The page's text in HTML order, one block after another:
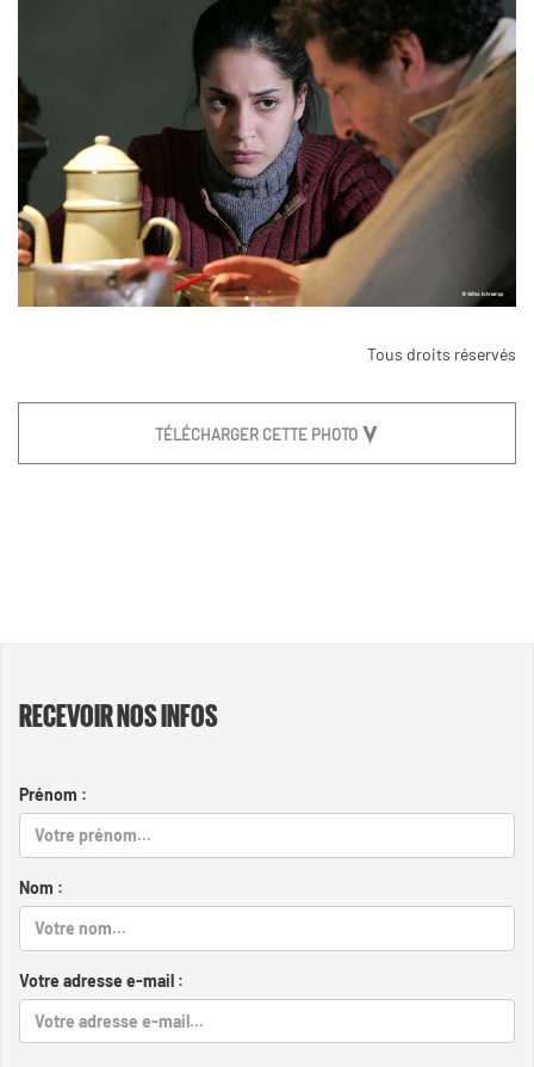
Tous droits réservés
TÉLÉCHARGER CETTE PHOTO
RECEVOIR NOS INFOS
Prénom :
Nom :
Votre adresse e-mail :